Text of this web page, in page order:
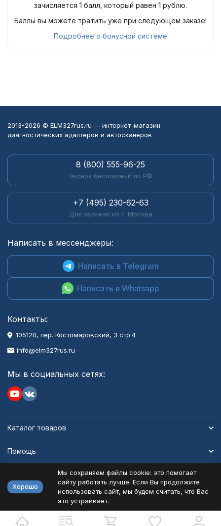
зачисляется 1 балл, который равен 1 рублю.
Баллы вы можете тратить уже при следующем заказе!
Подробнее о бонусной системе
2013-2026 © ELM327rus.ru — интернет-магазин
диагностических адаптеров и автосканеров
8 (800) 555-96-25
Звонок бесплатный по РФ
+7 (495) 230-62-63
Для звонков из г. Москва
Написать в мессенджеры:
Написать в Telegram
Написать в Whatsapp
Контакты:
105120, пер. Костомаровский, 3 стр.4
info@elm327rus.ru
Мы в социальных сетях:
Каталог товаров
Помощь
Политика персональных данных
Разработано в bodysite.ru
Хорошо
Мы сохраняем файлы cookie: это помогает
сайту работать лучше. Если Вы продолжите
использовать сайт, мы будем считать, что Вас
это устраивает.